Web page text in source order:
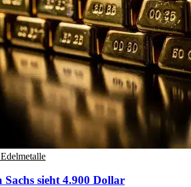
sieht 4.900 Dollar